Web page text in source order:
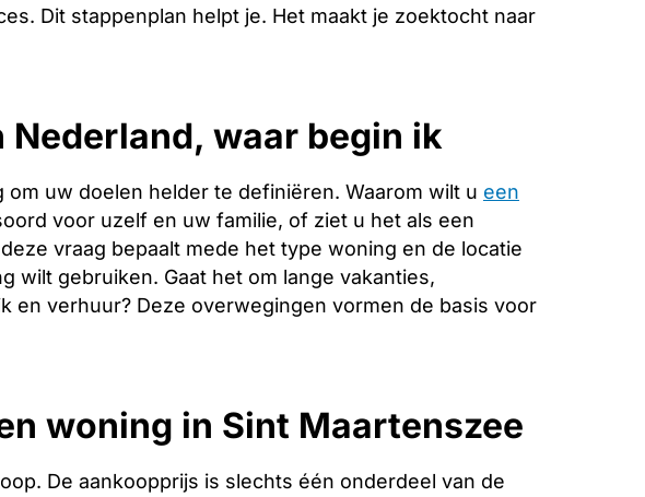
Dit stappenplan helpt je. Het maakt je zoektocht naar
waar begin ik
uw doelen helder te definiëren. Waarom wilt u een
voor uzelf en uw familie, of ziet u het als een
vraag bepaalt mede het type woning en de locatie
wilt gebruiken. Gaat het om lange vakanties,
en verhuur? Deze overwegingen vormen de basis voor
woning in Sint Maartenszee
De aankoopprijs is slechts één onderdeel van de